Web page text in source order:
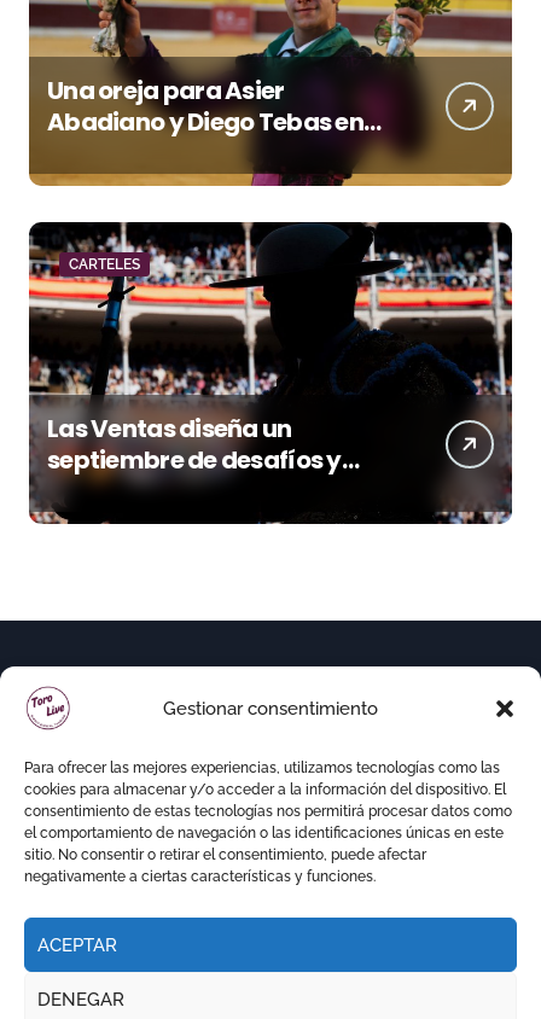
Gestionar consentimiento
Para ofrecer las mejores experiencias, utilizamos tecnologías como las
cookies para almacenar y/o acceder a la información del dispositivo. El
consentimiento de estas tecnologías nos permitirá procesar datos como
el comportamiento de navegación o las identificaciones únicas en este
sitio. No consentir o retirar el consentimiento, puede afectar
negativamente a ciertas características y funciones.
ACEPTAR
DENEGAR
Una oreja para Asier
Abadiano y Diego Tebas en
una apertura de la Albahaca
marcada por el buen juego
de Los Maños
CARTELES
Las Ventas diseña un
septiembre de desafíos y
variedad ganadera
Copyright © Todos los derechos reservados